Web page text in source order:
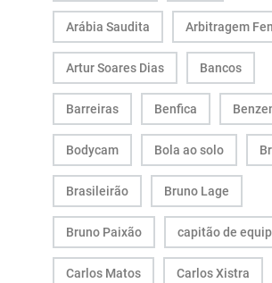
Arábia Saudita Arbitragem
Artur Soares Dias Bancos
Barreiras Benfica
Bodycam Bola ao solo
Brasileirão Bruno Lage
Bruno Paixão capitão de
Carlos Matos Carlos Xistra